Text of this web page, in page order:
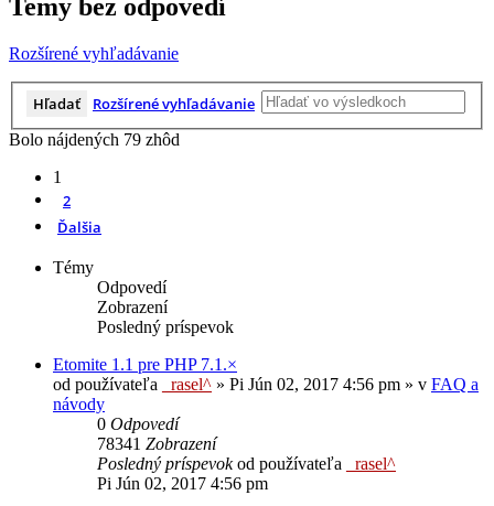
Temy bez odpovedí
Rozšírené vyhľadávanie
Hľadať Rozšírené vyhľadávanie
Bolo nájdených 79 zhôd
1
2
Ďalšia
Témy
Odpovedí
Zobrazení
Posledný príspevok
Etomite 1.1 pre PHP 7.1.×
od používateľa
_rasel^ » Pi Jún 02, 2017 4:56 pm » v FAQ a
návody
0 Odpovedí
78341 Zobrazení
Posledný príspevokod používateľa
_rasel^
Pi Jún 02, 2017 4:56 pm